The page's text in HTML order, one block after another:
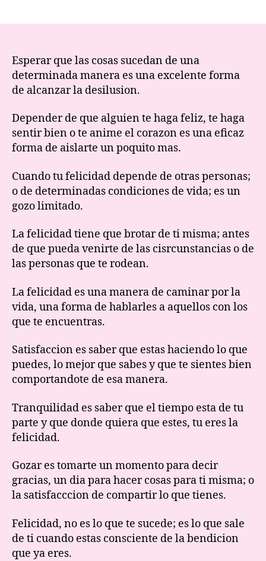
Esperar que las cosas sucedan de una
determinada manera es una excelente forma
de alcanzar la desilusion.
Depender de que alguien te haga feliz, te haga
sentir bien o te anime el corazon es una eficaz
forma de aislarte un poquito mas.
Cuando tu felicidad depende de otras personas;
o de determinadas condiciones de vida; es un
gozo limitado.
La felicidad tiene que brotar de ti misma; antes
de que pueda venirte de las cisrcunstancias o de
las personas que te rodean.
La felicidad es una manera de caminar por la
vida, una forma de hablarles a aquellos con los
que te encuentras.
Satisfaccion es saber que estas haciendo lo que
puedes, lo mejor que sabes y que te sientes bien
comportandote de esa manera.
Tranquilidad es saber que el tiempo esta de tu
parte y que donde quiera que estes, tu eres la
felicidad.
Gozar es tomarte un momento para decir
gracias, un dia para hacer cosas para ti misma; o
la satisfacccion de compartir lo que tienes.
Felicidad, no es lo que te sucede; es lo que sale
de ti cuando estas consciente de la bendicion
que ya eres.